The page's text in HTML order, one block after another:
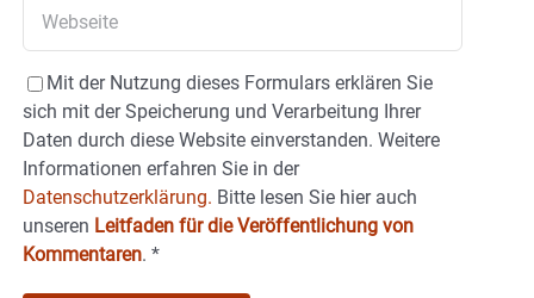
Mit der Nutzung dieses Formulars erklären Sie
sich mit der Speicherung und Verarbeitung Ihrer
Daten durch diese Website einverstanden. Weitere
Informationen erfahren Sie in der
Datenschutzerklärung. Bitte lesen Sie hier auch
unseren Leitfaden für die Veröffentlichung von
Kommentaren. *